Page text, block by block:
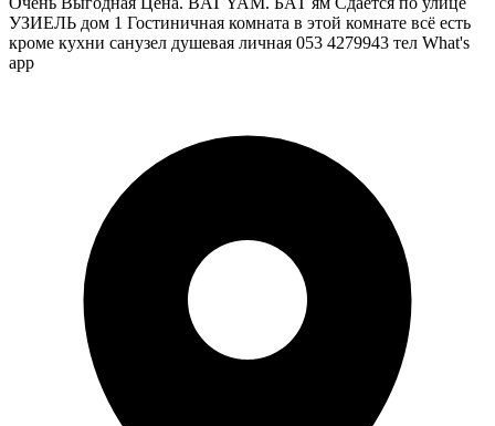
УЗИЕЛЬ дом 1 Гостиничная комната в этой комнате всё есть
кроме кухни санузел душевая личная 053 4279943 тел What's
app